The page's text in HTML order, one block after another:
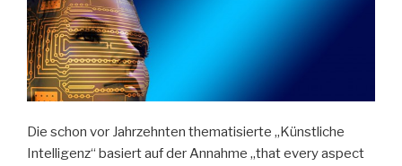
Die schon vor Jahrzehnten thematisierte „Künstliche
Intelligenz“ basiert auf der Annahme „that every aspect